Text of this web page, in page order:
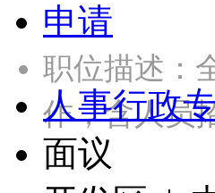
申请
职位描述：
作，含人员
人事行政
面议